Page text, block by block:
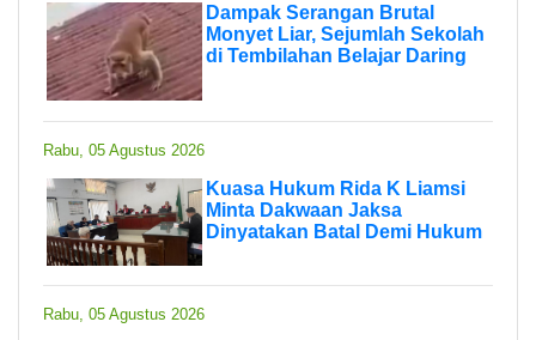
Dampak Serangan Brutal
Monyet Liar, Sejumlah Sekolah
di Tembilahan Belajar Daring
Rabu, 05 Agustus 2026
Kuasa Hukum Rida K Liamsi
Minta Dakwaan Jaksa
Dinyatakan Batal Demi Hukum
Rabu, 05 Agustus 2026